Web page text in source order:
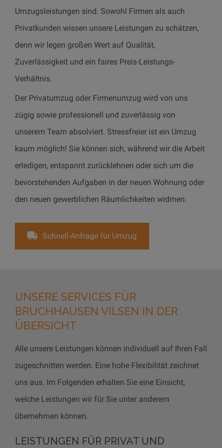
Umzugsleistungen sind. Sowohl Firmen als auch
Privatkunden wissen unsere Leistungen zu schätzen,
denn wir legen großen Wert auf Qualität,
Zuverlässigkeit und ein faires Preis-Leistungs-
Verhältnis.
Der Privatumzug oder Firmenumzug wird von uns
zügig sowie professionell und zuverlässig von
unserem Team absolviert. Stressfreier ist ein Umzug
kaum möglich! Sie können sich, während wir die Arbeit
erledigen, entspannt zurücklehnen oder sich um die
bevorstehenden Aufgaben in der neuen Wohnung oder
den neuen gewerblichen Räumlichkeiten widmen.
Schnell-Anfrage für Umzug
UNSERE SERVICES FÜR
BRUCHHAUSEN VILSEN IN DER
ÜBERSICHT
Alle unsere Leistungen können individuell auf Ihren Fall
zugeschnitten werden. Eine hohe Flexibilität zeichnet
uns aus. Im Folgenden erhalten Sie eine Einsicht,
welche Leistungen wir für Sie unter anderem
übernehmen können.
LEISTUNGEN FÜR PRIVAT UND